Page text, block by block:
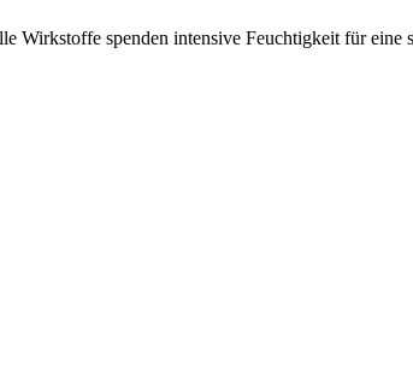
spenden intensive Feuchtigkeit für